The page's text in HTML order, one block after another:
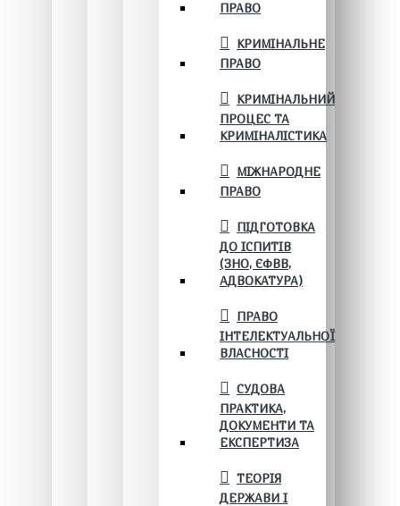
ПРАВО
КРИМІНАЛЬНЕ
ПРАВО
КРИМІНАЛЬНИЙ
ПРОЦЕС ТА
КРИМІНАЛІСТИКА
МІЖНАРОДНЕ
ПРАВО
ПІДГОТОВКА
ДО ІСПИТІВ
(ЗНО, ЄФВВ,
АДВОКАТУРА)
ПРАВО
ІНТЕЛЕКТУАЛЬНОЇ
ВЛАСНОСТІ
СУДОВА
ПРАКТИКА,
ДОКУМЕНТИ ТА
ЕКСПЕРТИЗА
ТЕОРІЯ
ДЕРЖАВИ І